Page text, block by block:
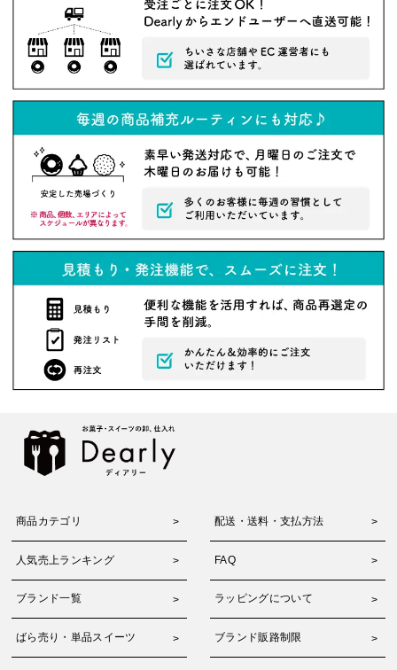
商品カテゴリ 配送・送料・支払方法
人気売上ランキング FAQ
ブランド一覧 ラッピングについて
ばら売り・単品スイーツ ブランド販路制限